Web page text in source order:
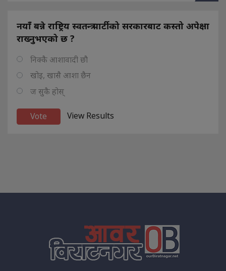
नयाँ बन्ने राष्ट्रिय स्वतन्त्र पार्टीको सरकारबाट कस्तो अपेक्षा
राख्नुभएको छ ?
निक्कै आशावादी छौ
खोइ, खासै आशा छैन
ज सुकै होस्
View Results